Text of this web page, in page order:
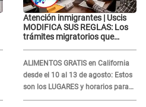
Atención inmigrantes | Uscis
MODIFICA SUS REGLAS: Los
trámites migratorios que
ALIMENTOS GRATIS en California
desde el 10 al 13 de agosto: Estos
son los LUGARES y horarios para
recibir la ayuda